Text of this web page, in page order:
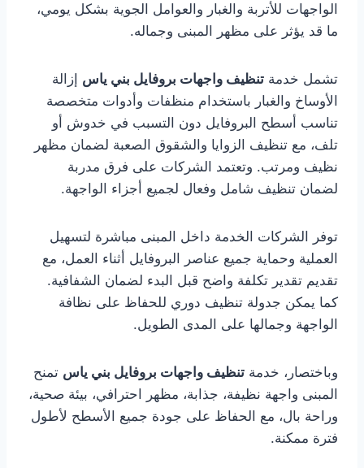
الواجهات للأتربة والغبار والعوامل الجوية بشكل يومي،
ما قد يؤثر على مظهر المبنى وجماله.
تشمل خدمة تنظيف واجهات بروفايل بني ياس إزالة
الأوساخ والغبار باستخدام منظفات وأدوات متخصصة
تناسب أسطح البروفايل دون التسبب في خدوش أو
تلف، مع تنظيف الزوايا والشقوق الصعبة لضمان مظهر
نظيف ومرتب. وتعتمد الشركات على فرق مدربة
لضمان تنظيف شامل وفعال لجميع أجزاء الواجهة.
توفر الشركات الخدمة داخل المبنى مباشرة لتسهيل
العملية وحماية جميع عناصر البروفايل أثناء العمل، مع
تقديم تقدير تكلفة واضح قبل البدء لضمان الشفافية.
كما يمكن جدولة تنظيف دوري للحفاظ على نظافة
الواجهة وجمالها على المدى الطويل.
وباختصار، خدمة تنظيف واجهات بروفايل بني ياس تمنح
المبنى واجهة نظيفة، جذابة، مظهر احترافي، بيئة صحية،
وراحة بال، مع الحفاظ على جودة جميع الأسطح لأطول
فترة ممكنة.